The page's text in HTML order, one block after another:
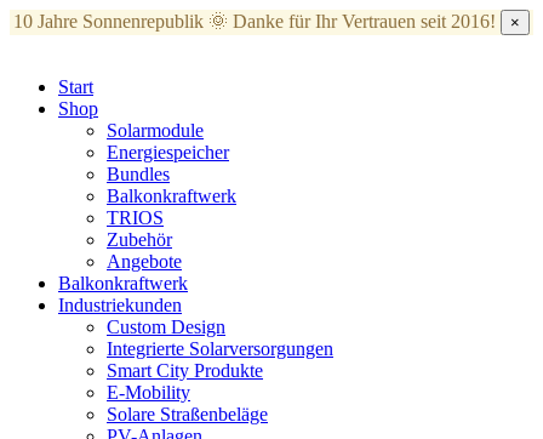
10 Jahre Sonnenrepublik 🌞 Danke für Ihr Vertrauen seit 2016! ×
Start
Shop
Solarmodule
Energiespeicher
Bundles
Balkonkraftwerk
TRIOS
Zubehör
Angebote
Balkonkraftwerk
Industriekunden
Custom Design
Integrierte Solarversorgungen
Smart City Produkte
E-Mobility
Solare Straßenbeläge